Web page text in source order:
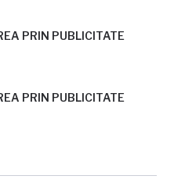
PRIN PUBLICITATE
PRIN PUBLICITATE